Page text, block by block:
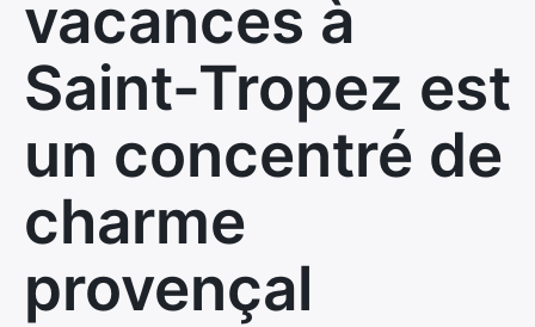
vacances à
Saint-Tropez est
un concentré de
charme
provençal